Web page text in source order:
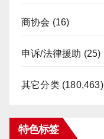
商协会 (16)
申诉/法律援助 (25)
其它分类(180,463)
特色标签